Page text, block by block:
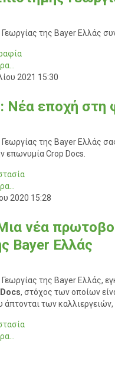
της Bayer Ελλάς
2021 15:30
Νέα εποχή στη
της Bayer Ελλάς
επωνυμία Crop Docs.
2020 15:28
νέα
Bayer Ελλάς
της Bayer Ελλάς,
, στόχος των οποίων
των